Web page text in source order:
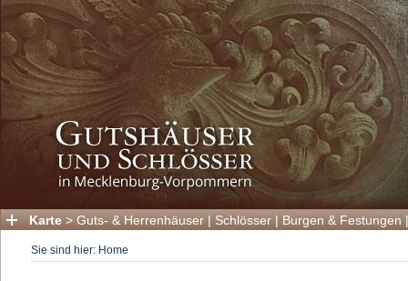
Karte > Guts- & Herrenhäuser | Schlösser | Burgen & Festungen
Sie sind hier: Home